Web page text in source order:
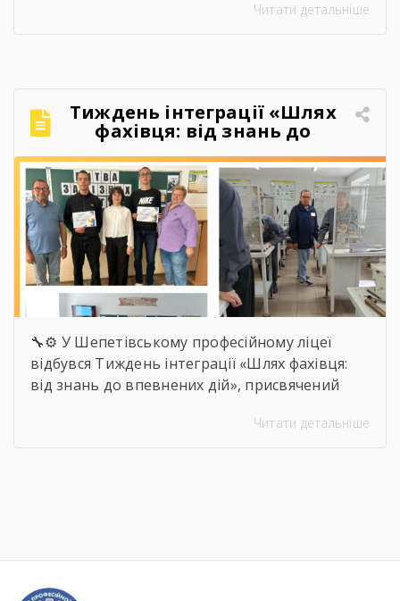
дипломами, професією в руках і впевненістю,
поїздки, фото, меми, історії, які зрозуміють […]
Читати детальніше
Тиждень інтеграції «Шлях
фахівця: від знань до
впевнених дій»
🔧⚙️ У Шепетівському професійному ліцеї
відбувся Тиждень інтеграції «Шлях фахівця:
від знань до впевнених дій», присвячений
тижня здобувачі освіти брали участь в
та вдосконалювати практичні навички, а й
Читати детальніше